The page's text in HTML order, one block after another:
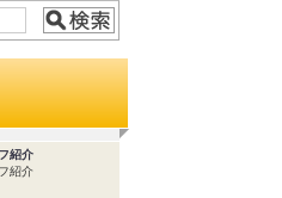
紹介
紹介